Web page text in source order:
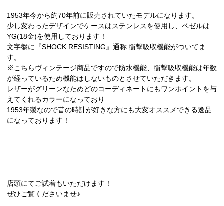
1953年今から約70年前に販売されていたモデルになります。
少し変わったデザインでケースはステンレスを使用し、ベゼルは
YG(18金)を使用しております！
文字盤に『SHOCK RESISTING』通称:衝撃吸収機能がついてま
す。
※こちらヴィンテージ商品ですので防水機能、衝撃吸収機能は年数
が経っているため機能はしないものとさせていただきます。
レザーがグリーンなためどのコーディネートにもワンポイントを与
えてくれるカラーになっており
1953年製なので昔の時計が好きな方にも大変オススメできる逸品
になっております！
店頭にてご試着もいただけます！
ぜひご覧くださいませ♪